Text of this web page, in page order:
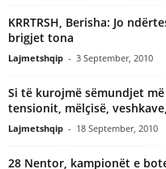
KRRTRSH, Berisha: Jo
brigjet tona
Lajmetshqip - 3 September, 2010
Si të kurojmë sëmundjet
tensionit, mëlçisë,
Lajmetshqip - 18 September, 2010
28 Nentor, kampionët e